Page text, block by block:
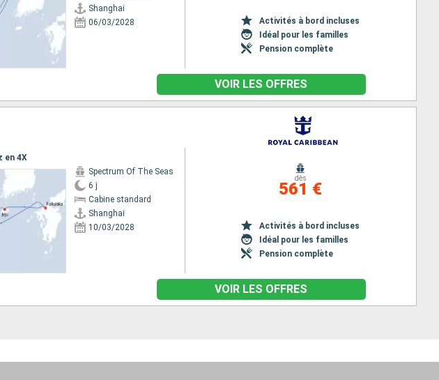
Shanghai
06/03/2028
Activités à bord incluses
Idéal pour les familles
Pension complète
VOIR LES OFFRES
en 4X
Spectrum Of The Seas
6 j
Cabine standard
Shanghai
10/03/2028
dès
561 €
Activités à bord incluses
Idéal pour les familles
Pension complète
VOIR LES OFFRES